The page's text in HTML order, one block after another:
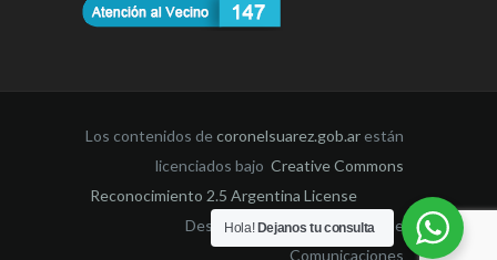
Los contenidos decoronelsuarez.gob.ar están
licenciados bajo Creative Commons
Reconocimiento 2.5 Argentina License
Desarrollado por la Dirección de
Comunicaciones
Hola! Dejanos tu consulta